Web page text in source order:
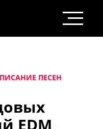
ПЕСЕН
EDM,